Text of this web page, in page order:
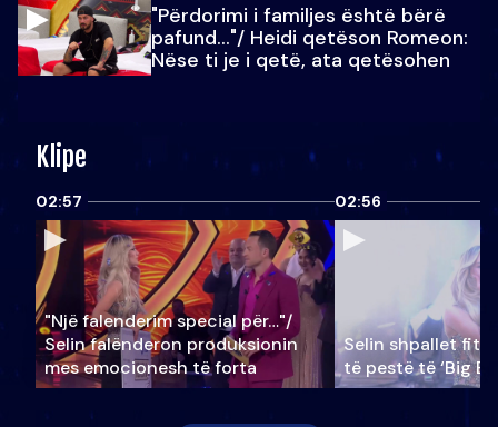
"Përdorimi i familjes është bërë
pafund…"/ Heidi qetëson Romeon:
Nëse ti je i qetë, ata qetësohen
Klipe
02:57
"Një falenderim special për…"/
Selin falënderon produksionin
mes emocionesh të forta
02:56
Selin shpallet
të pestë të ‘Big